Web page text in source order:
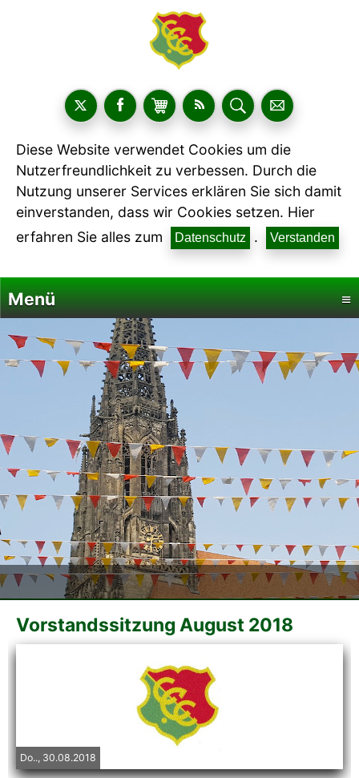
Diese Website verwendet Cookies um die
Nutzerfreundlichkeit zu verbessen. Durch die
Nutzung unserer Services erklären Sie sich damit
einverstanden, dass wir Cookies setzen. Hier
erfahren Sie alles zum
Datenschutz . Verstanden
Menü ≡
Startseite
Termine
Fotoalben
Mitmachen
Sponsoren
Pressearchiv
Vorstandssitzung August 2018
Do.., 30.08.2018